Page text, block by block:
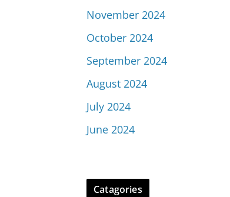
November 2024
October 2024
September 2024
August 2024
July 2024
June 2024
Catagories